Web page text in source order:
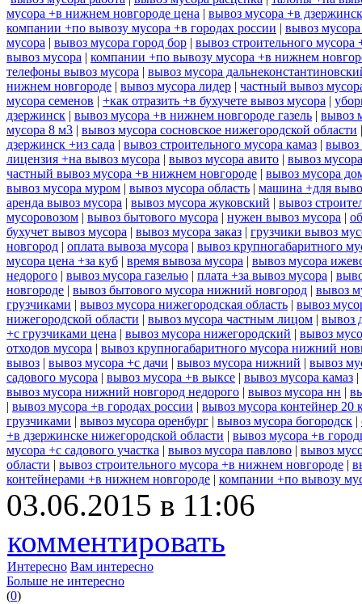
мусора +в нижнем новгороде цена | вывоз мусора +в
компании +по вывозу мусора +в городах россии | вывоз мусора
мусора | вывоз мусора город бор | вывоз строительного мусора
вывоз мусора | компании +по вывозу мусора +в нижнем
телефоны вывоз мусора | вывоз мусора
нижнем новгороде | вывоз мусора лидер | частный вывоз
мусора семенов | +как отразить +в бухучете вывоз мусора |
дзержинск | вывоз мусора +в нижнем новгороде газель | вывоз
мусора 8 м3 | вывоз мусора сосновское нижегородской области
дзержинск +из сада | вывоз строительного мусора камаз | вывоз
лицензия +на вывоз мусора | вывоз мусора авито | вывоз
частный вывоз мусора +в нижнем новгороде | вывоз мусора
вывоз мусора муром | вывоз мусора область | машина +для
аренда вывоз мусора | вывоз мусора жуковский | вывоз
мусоровозом | вывоз бытового мусора | нужен вывоз мусора |
бухучет вывоз мусора | вывоз мусора заказ | грузчики вывоз
новгород | оплата вывоза мусора | вывоз крупногабаритного
мусора цена +за куб | время вывоза мусора | вывоз мусора
недорого | вывоз мусора газелью | плата +за вывоз мусора |
новгороде | вывоз бытового мусора нижний новгород | вывоз
грузчиками | вывоз мусора нижегородская область | вывоз
нижегородской области | вывоз мусора частным лицом | вывоз
+с грузчиками цена | вывоз мусора нижегородский | вывоз
отходов мусора | вывоз крупногабаритного мусора нижний
вывоз | вывоз мусора +с дачи | вывоз мусора нижний | вывоз
садового мусора | вывоз мусора +в выксе | вывоз мусора камаз |
вывоз мусора нижний новгород недорого | вывоз мусора нн |
| вывоз мусора +в городах россии | вывоз мусора контейнер 20
грузчиками | вывоз мусора оренбург | вывоз мусора богородск |
+в дзержинске нижегородской области | вывоз мусора +в
мусора +с садового участка | вывоз мусора павлово | вывоз
области | вывоз строительного мусора +в нижнем новгороде |
контейнерами +в нижнем новгороде | компании +по вывозу
03.06.2015 в 11:06
комментировать
Интересно Вам интересно
Больше не интересно
(0)